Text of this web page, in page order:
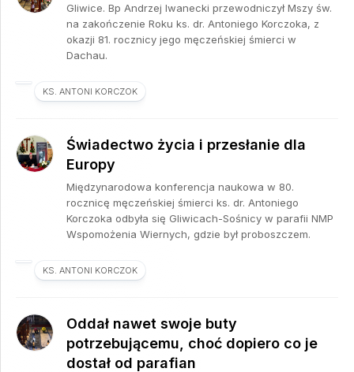
Gliwice. Bp Andrzej Iwanecki przewodniczył Mszy św.
na zakończenie Roku ks. dr. Antoniego Korczoka, z
okazji 81. rocznicy jego męczeńskiej śmierci w
Dachau.
KS. ANTONI KORCZOK
Świadectwo życia i przesłanie dla
Europy
Międzynarodowa konferencja naukowa w 80.
rocznicę męczeńskiej śmierci ks. dr. Antoniego
Korczoka odbyła się Gliwicach-Sośnicy w parafii NMP
Wspomożenia Wiernych, gdzie był proboszczem.
KS. ANTONI KORCZOK
Oddał nawet swoje buty
potrzebującemu, choć dopiero co je
dostał od parafian